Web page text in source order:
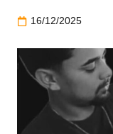
16/12/2025